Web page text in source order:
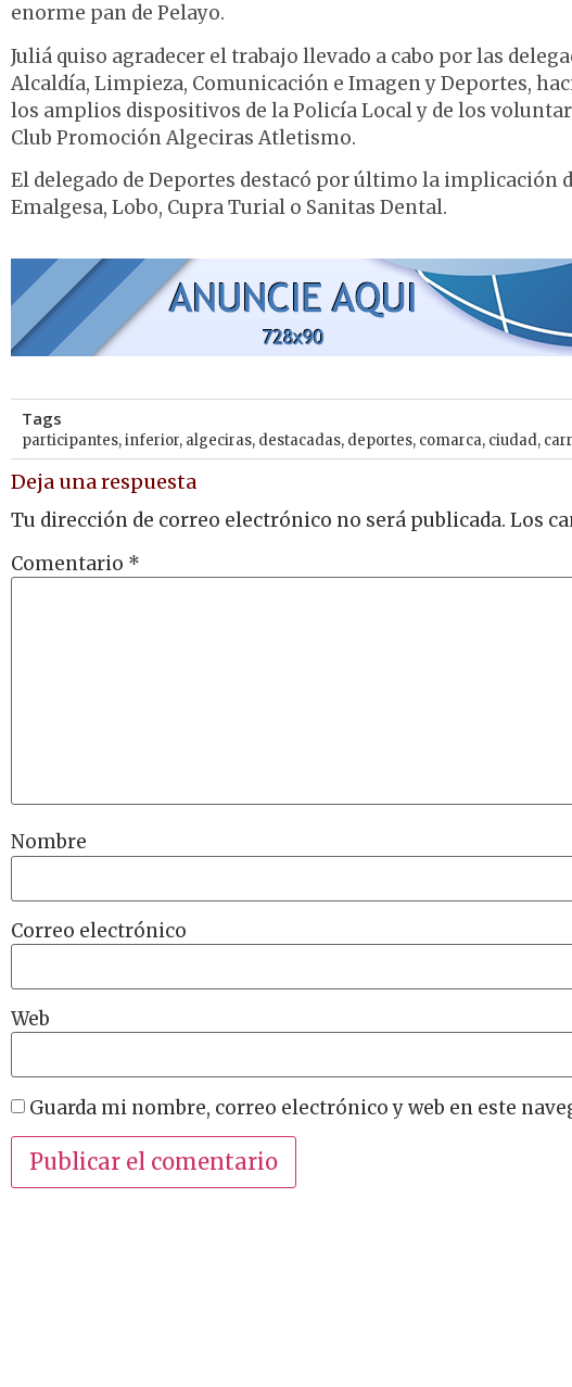
enorme pan de Pelayo.
Juliá quiso agradecer el trabajo llevado a cabo por las
Alcaldía, Limpieza, Comunicación e Imagen y Deportes,
los amplios dispositivos de la Policía Local y de los
Club Promoción Algeciras Atletismo.
El delegado de Deportes destacó por último la implicación
Emalgesa, Lobo, Cupra Turial o Sanitas Dental.
Tags
participantes,inferior, algeciras, destacadas, deportes, comarca, ciudad,
Deja una respuesta
Tu dirección de correo electrónico no será publicada. Los
Comentario *
Nombre
Correo electrónico
Web
Guarda mi nombre, correo electrónico y web en este